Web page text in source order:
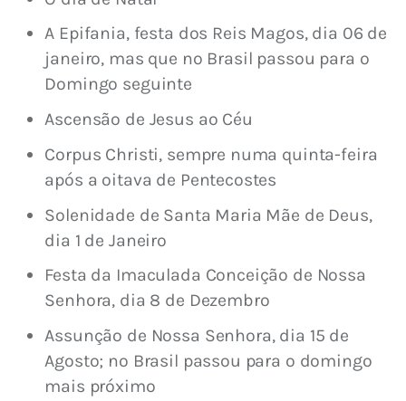
A Epifania, festa dos Reis Magos, dia 06 de
janeiro, mas que no Brasil passou para o
Domingo seguinte
Ascensão de Jesus ao Céu
Corpus Christi, sempre numa quinta-feira
após a oitava de Pentecostes
Solenidade de Santa Maria Mãe de Deus,
dia 1 de Janeiro
Festa da Imaculada Conceição de Nossa
Senhora, dia 8 de Dezembro
Assunção de Nossa Senhora, dia 15 de
Agosto; no Brasil passou para o domingo
mais próximo